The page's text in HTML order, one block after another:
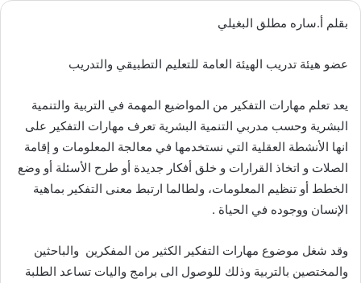
بقلم أ.ساره مطلق البغيلي
عضو هيئة تدريب الهيئة العامة للتعليم التطبيقي والتدريب
يعد تعلم مهارات التفكير من المواضيع المهمة في التربية والتنمية
البشرية وحسب مدربي التنمية البشرية تعرف مهارات التفكير على
انها الأنشطة العقلية التي نستخدمها في معالجة المعلومات و إقامة
الصلات و اتخاذ القرارات و خلق أفكار جديدة أو طرح الأسئلة أو وضع
الخطط أو تنظيم المعلومات، ولطالما ارتبط معنى التفكير بماهية
الإنسان ووجوده في الحياة .
وقد شغل موضوع مهارات التفكير الكثير من المفكرين والباحثين
والمختصين بالتربية وذلك للوصول الى برامج واليات تساعد الطلبة